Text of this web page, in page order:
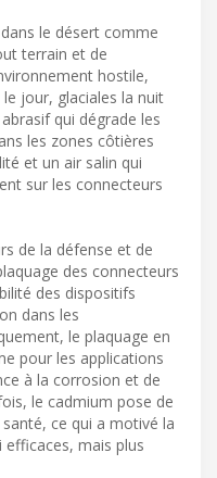
le désert comme
terrain et de
hostile,
jour, glaciales la nuit
qui dégrade les
les zones côtières
et un air salin qui
sur les connecteurs
de la défense et de
des connecteurs
des dispositifs
dans les
le plaquage en
pour les applications
à la corrosion et de
le cadmium pose de
ce qui a motivé la
mais plus